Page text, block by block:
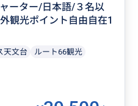
ーター/日本語/３名以
観光ポイント自由自在1
天文台
ルート66観光